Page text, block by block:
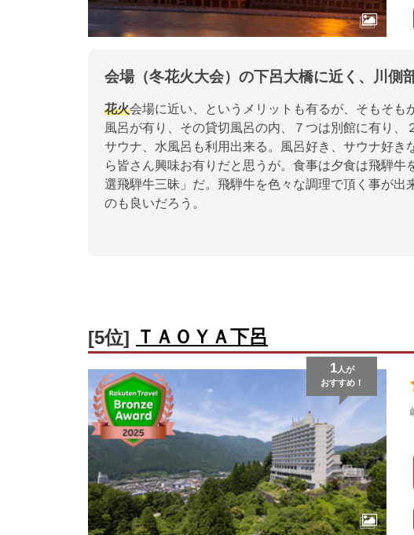
会場（冬花火大会）の下呂大橋に近く、川側
花火会場に近い、というメリットも有るが、そもそ
風呂が有り、その貸切風呂の内、７つは別館に有り
サウナ、水風呂も利用出来る。風呂好き、サウナ好
ら皆さん興味お有りだと思うが。食事は夕食は飛騨
選飛騨牛三昧」だ。飛騨牛を色々な調理で頂く事が
のも良いだろう。
[5位] ＴＡＯＹＡ下呂
1人が
おすすめ！